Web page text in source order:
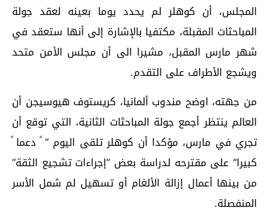
المجلس، أن كوهلر لم يحدد يوما بعينه لعقد جولة
المباحثات المقبلة، مكتفيا بالإشارة إلى أنها ستعقد في
شهر مارس المقبل، مشيرا الى أن مجلس الأمن متحد
ويشجع الأطراف على التقدم.
من جهته، اوضح مندوب ألمانيا، كريستوف هيوسيجن أن
العالم ينتظر أجمع جولة المباحثات الثانية، التي توقع أن
تجري في مارس، مؤكدا أن كوهلر تلقى اليوم ” ً دعما ً
كبيرا“ على مقترحه لدراسة بعض ”إجراءات تشجيع الثقة“
من بينها أعمال إزالة الألغام أو تسهيل لم شمل الأسر
المنفصلة.